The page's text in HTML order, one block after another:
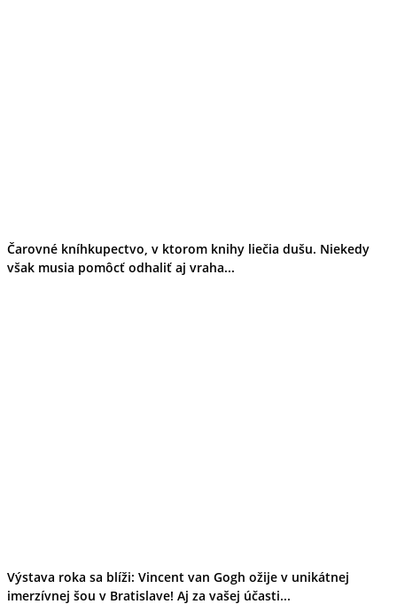
Čarovné kníhkupectvo, v ktorom knihy liečia dušu. Niekedy
však musia pomôcť odhaliť aj vraha...
Výstava roka sa blíži: Vincent van Gogh ožije v unikátnej
imerzívnej šou v Bratislave! Aj za vašej účasti...